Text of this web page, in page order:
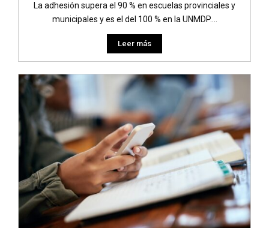
La adhesión supera el 90 % en escuelas provinciales y
municipales y es el del 100 % en la UNMDP....
Leer más